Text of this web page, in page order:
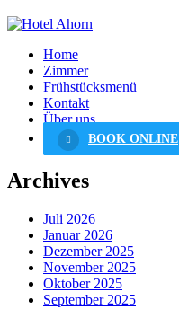
Home
Zimmer
Frühstücksmenü
Kontakt
Über uns
BOOK ONLINE
Archives
Juli 2026
Januar 2026
Dezember 2025
November 2025
Oktober 2025
September 2025